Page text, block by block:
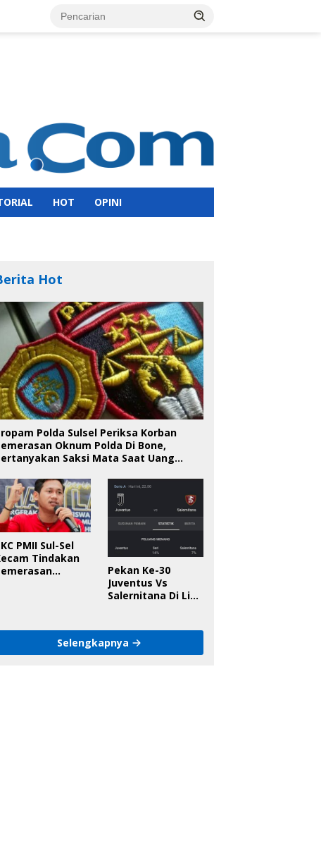
HOT OPINI
Hot
Polda Sulsel Periksa Korban
Oknum Polda Di Bone,
Saksi Mata Saat Uang
PMII Sul-Sel
Tindakan
Pekan Ke-30
Juventus Vs
Salernitana Di Liga
Selengkapnya